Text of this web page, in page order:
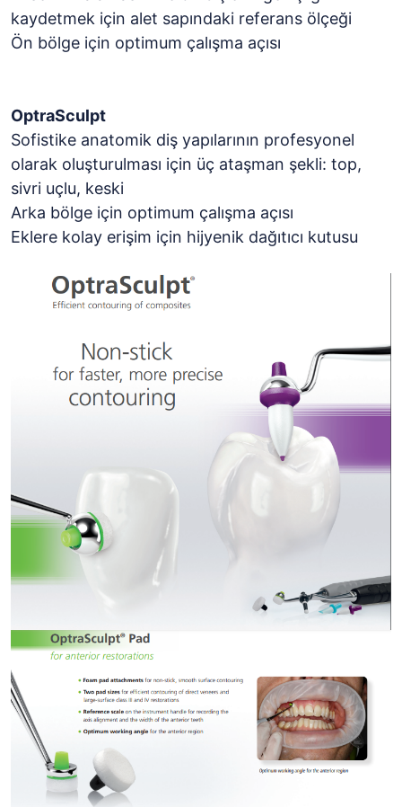
kaydetmek için alet sapındaki referans ölçeği
Ön bölge için optimum çalışma açısı
OptraSculpt
Sofistike anatomik diş yapılarının profesyonel
olarak oluşturulması için üç ataşman şekli: top,
sivri uçlu, keski
Arka bölge için optimum çalışma açısı
Eklere kolay erişim için hijyenik dağıtıcı kutusu